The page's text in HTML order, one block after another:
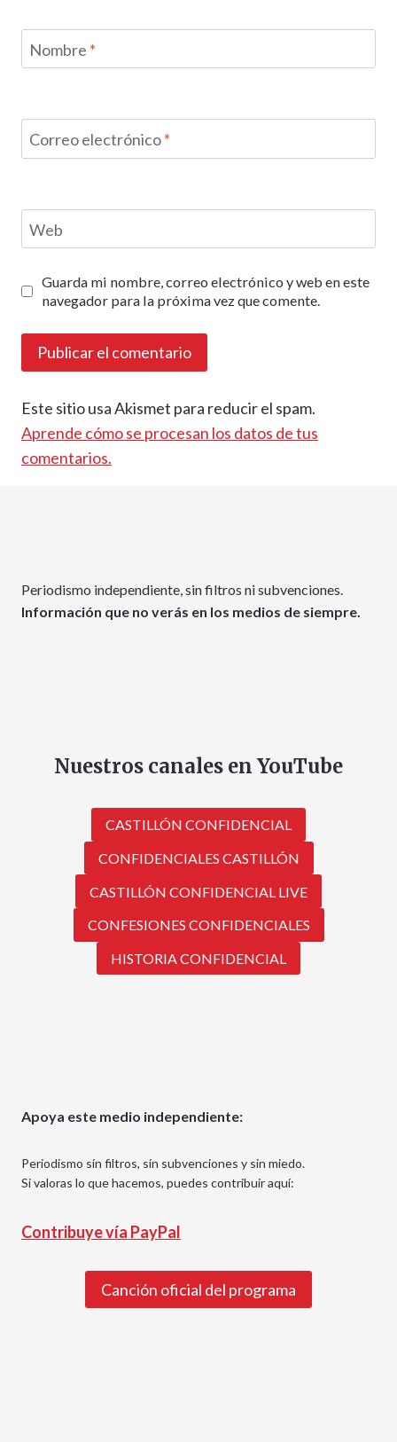
Nombre *
Correo electrónico*
Web
Guarda mi nombre, correo electrónico y web en este
navegador para la próxima vez que comente.
Este sitio usa Akismet para reducir el spam.
Aprende cómo se procesan los datos de tus
comentarios.
Periodismo independiente, sin filtros ni subvenciones.
Información que no verás en los medios de siempre.
Nuestros canales en YouTube
CASTILLÓN CONFIDENCIAL
CONFIDENCIALES CASTILLÓN
CASTILLÓN CONFIDENCIAL LIVE
CONFESIONES CONFIDENCIALES
HISTORIA CONFIDENCIAL
Apoya este medio independiente:
Periodismo sin filtros, sin subvenciones y sin miedo.
Si valoras lo que hacemos, puedes contribuir aquí:
Contribuye vía PayPal
Canción oficial del programa